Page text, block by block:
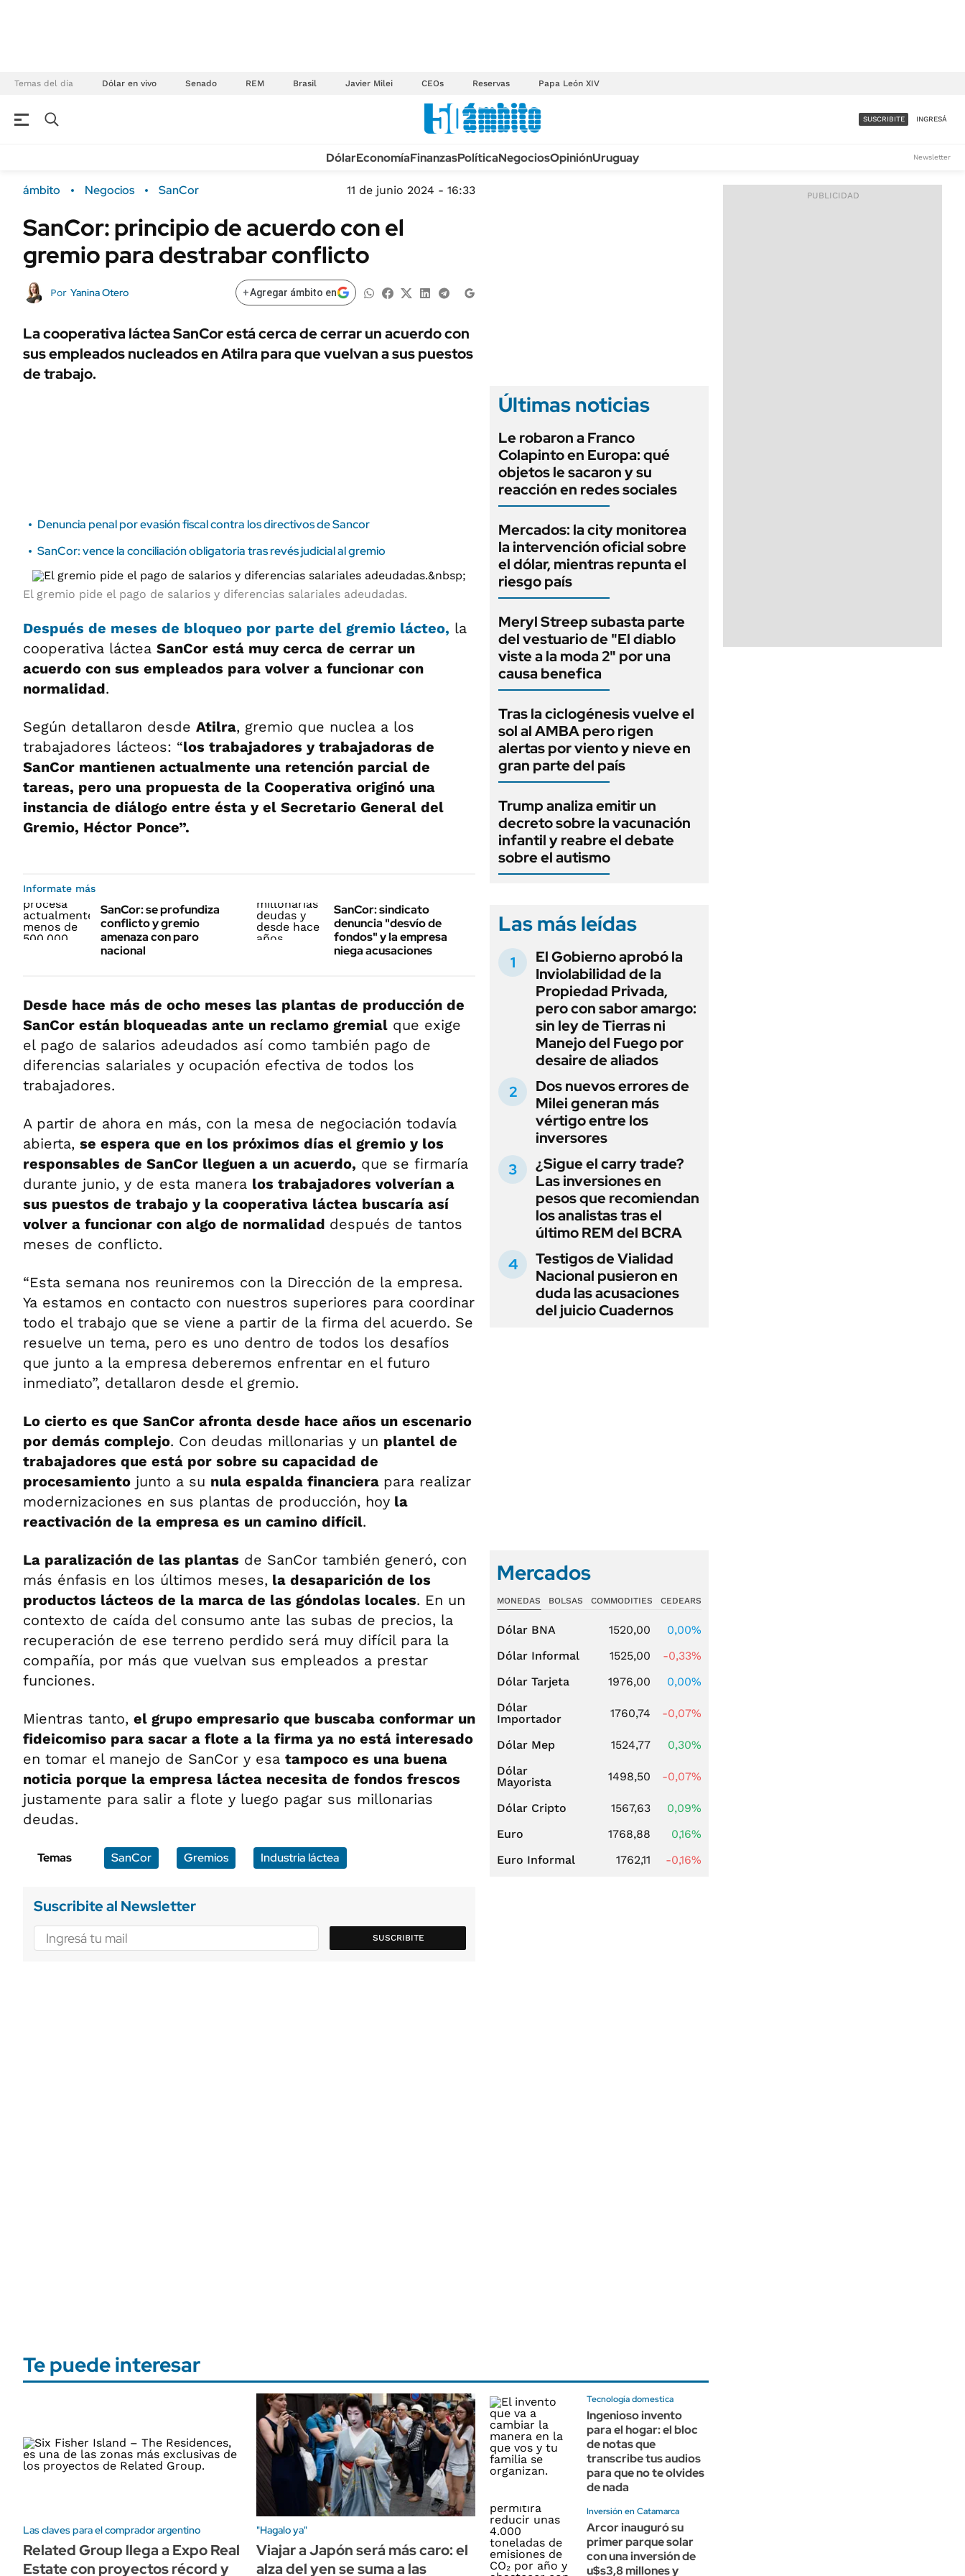
Temas del día Dólar en vivo Senado REM Brasil Javier Milei CEOs Reservas Papa León XIV
Campo
FINANZAS
Mercados
ÁMBITO DEBATE
MEDIAKIT AMBITO DEBATE
Sustentabilidad
Seguros
POLÍTICA
TECNOLOGÍA
MÉXICO
MUNDO
LIFESTYLE
AUTOS
ACCESO FULL - $1.800/MES
SUSCRIBITE INGRESÁ
DólarEconomíaFinanzasPolíticaNegociosOpiniónUruguay Newsletter
ámbito Negocios SanCor 11 de junio 2024 - 16:33
SanCor: principio de acuerdo con el
gremio para destrabar conflicto
Por Yanina Otero +Agregar ámbito en
La cooperativa láctea SanCor está cerca de cerrar un acuerdo con
sus empleados nucleados en Atilra para que vuelvan a sus puestos
de trabajo.
Denuncia penal por evasión fiscal contra los directivos de Sancor
SanCor: vence la conciliación obligatoria tras revés judicial al gremio
El gremio pide el pago de salarios y diferencias salariales adeudadas.
Después de meses de bloqueo por parte del gremio lácteo, la
cooperativa láctea SanCor está muy cerca de cerrar un
acuerdo con sus empleados para volver a funcionar con
normalidad.
Según detallaron desde Atilra, gremio que nuclea a los
trabajadores lácteos: “los trabajadores y trabajadoras de
SanCor mantienen actualmente una retención parcial de
tareas, pero una propuesta de la Cooperativa originó una
instancia de diálogo entre ésta y el Secretario General del
Gremio, Héctor Ponce”.
Informate más
SanCor: se profundiza
conflicto y gremio
amenaza con paro
nacional
SanCor: sindicato
denuncia "desvío de
fondos" y la empresa
niega acusaciones
Desde hace más de ocho meses las plantas de producción de
SanCor están bloqueadas ante un reclamo gremial que exige
el pago de salarios adeudados así como también pago de
diferencias salariales y ocupación efectiva de todos los
trabajadores.
A partir de ahora en más, con la mesa de negociación todavía
abierta, se espera que en los próximos días el gremio y los
responsables de SanCor lleguen a un acuerdo, que se firmaría
durante junio, y de esta manera los trabajadores volverían a
sus puestos de trabajo y la cooperativa láctea buscaría así
volver a funcionar con algo de normalidad después de tantos
meses de conflicto.
“Esta semana nos reuniremos con la Dirección de la empresa.
Ya estamos en contacto con nuestros superiores para coordinar
todo el trabajo que se viene a partir de la firma del acuerdo. Se
resuelve un tema, pero es uno dentro de todos los desafíos
que junto a la empresa deberemos enfrentar en el futuro
inmediato”, detallaron desde el gremio.
Lo cierto es que SanCor afronta desde hace años un escenario
por demás complejo. Con deudas millonarias y un plantel de
trabajadores que está por sobre su capacidad de
procesamiento junto a su nula espalda financiera para realizar
modernizaciones en sus plantas de producción, hoy la
reactivación de la empresa es un camino difícil.
La paralización de las plantas de SanCor también generó, con
más énfasis en los últimos meses, la desaparición de los
productos lácteos de la marca de las góndolas locales. En un
contexto de caída del consumo ante las subas de precios, la
recuperación de ese terreno perdido será muy difícil para la
compañía, por más que vuelvan sus empleados a prestar
funciones.
Mientras tanto, el grupo empresario que buscaba conformar un
fideicomiso para sacar a flote a la firma ya no está interesado
en tomar el manejo de SanCor y esa tampoco es una buena
noticia porque la empresa láctea necesita de fondos frescos
justamente para salir a flote y luego pagar sus millonarias
deudas.
Temas SanCor Gremios Industria láctea
Suscribite al Newsletter
SUSCRIBITE
Últimas noticias
Le robaron a Franco
Colapinto en Europa: qué
objetos le sacaron y su
reacción en redes sociales
Mercados: la city monitorea
la intervención oficial sobre
el dólar, mientras repunta el
riesgo país
Meryl Streep subasta parte
del vestuario de "El diablo
viste a la moda 2" por una
causa benefica
Tras la ciclogénesis vuelve el
sol al AMBA pero rigen
alertas por viento y nieve en
gran parte del país
Trump analiza emitir un
decreto sobre la vacunación
infantil y reabre el debate
sobre el autismo
Las más leídas
El Gobierno aprobó la
Inviolabilidad de la
Propiedad Privada,
pero con sabor amargo:
sin ley de Tierras ni
Manejo del Fuego por
desaire de aliados
Dos nuevos errores de
Milei generan más
vértigo entre los
inversores
¿Sigue el carry trade?
Las inversiones en
pesos que recomiendan
los analistas tras el
último REM del BCRA
Testigos de Vialidad
Nacional pusieron en
duda las acusaciones
del juicio Cuadernos
Mercados
MONEDAS BOLSAS COMMODITIES CEDEARS
Dólar BNA 1520,00
0,00%
Dólar Informal
1525,00
-0,33%
Dólar Tarjeta
1976,00
0,00%
Dólar
Importador
1760,74 -0,07%
Dólar Mep 1524,77
0,30%
Dólar
Mayorista
1498,50 -0,07%
Dólar Cripto 1567,63
0,09%
Euro
1768,88
0,16%
Euro Informal
1762,11 -0,16%
Te puede interesar
Las claves para el comprador argentino
Related Group llega a Expo Real
Estate con proyectos récord y
"Hagalo ya"
Viajar a Japón será más caro: el
alza del yen se suma a las
Tecnología domestica
Ingenioso invento
para el hogar: el bloc
de notas que
transcribe tus audios
para que no te olvides
de nada
Inversión en Catamarca
Arcor inauguró su
primer parque solar
con una inversión de
u$s3,8 millones y